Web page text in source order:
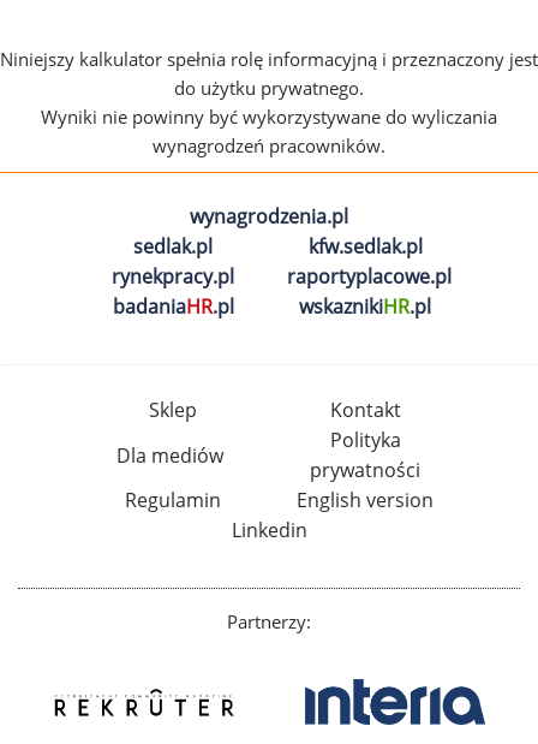
Niniejszy kalkulator spełnia rolę informacyjną i przeznaczony jest
do użytku prywatnego.
Wyniki nie powinny być wykorzystywane do wyliczania
wynagrodzeń pracowników.
wynagrodzenia.pl
sedlak.pl
kfw.sedlak.pl
rynekpracy.pl
raportyplacowe.pl
badaniaHR.pl wskaznikiHR.pl
Sklep
Kontakt
Dla mediów
Polityka
prywatności
Regulamin
English version
Linkedin
Partnerzy: